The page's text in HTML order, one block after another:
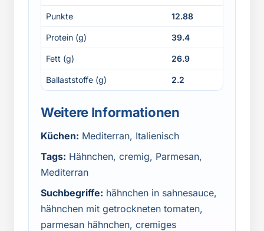
Punkte 12.88
Protein (g) 39.4
Fett (g) 26.9
Ballaststoffe (g) 2.2
Weitere Informationen
Küchen: Mediterran, Italienisch
Tags: Hähnchen, cremig, Parmesan,
Mediterran
Suchbegriffe: hähnchen in sahnesauce,
hähnchen mit getrockneten tomaten,
parmesan hähnchen, cremiges